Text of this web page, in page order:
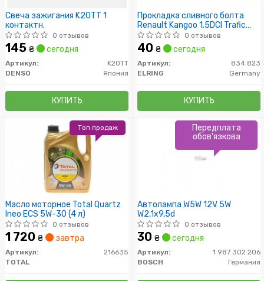
Свеча зажигания K20TT 1
контактн.
0 отзывов
145 ₴ сегодня
Артикул:
K20TT
DENSO
Япония
КУПИТЬ
Прокладка сливного болта
Renault Kangoo 1.5DCI Trafic
1.9Dci /16.7x24x1.5/
0 отзывов
40 ₴ сегодня
Артикул:
834.823
ELRING
Germany
КУПИТЬ
Масло моторное Total Quartz
Ineo ECS 5W-30 (4 л)
0 отзывов
1 720 ₴ завтра
Артикул:
216635
TOTAL
Топ продаж
Автолампа W5W 12V 5W
W2,1x9,5d
0 отзывов
30 ₴ сегодня
Артикул:
1 987 302 206
BOSCH
Германия
Передплата
обов'язкова